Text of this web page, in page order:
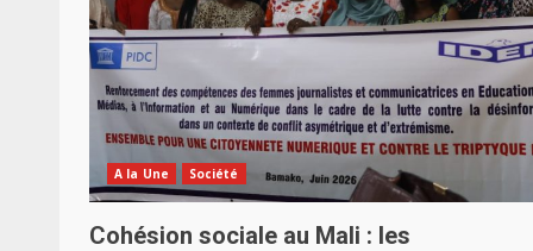
A la Une Société
Cohésion sociale au Mali : les